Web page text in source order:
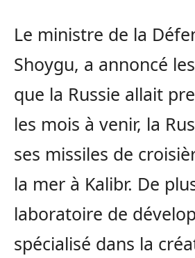
Le ministre de la
Shoygu, a annoncé
que la Russie allait
les mois à venir, la
ses missiles de
la mer à Kalibr. De
laboratoire de
spécialisé dans la